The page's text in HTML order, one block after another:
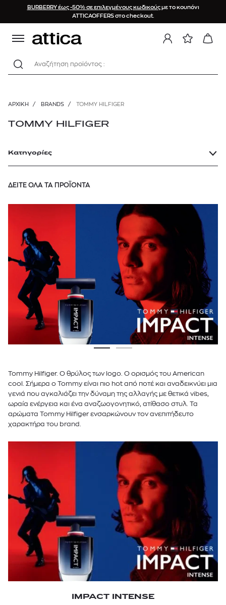
BURBERRY έως -50% σε επιλεγμένους κωδικούςμε το κουπόνι
ATTICAOFFERS στο checkout.
Αναζήτηση προϊόντος :
ΑΡΧΙΚΉ / BRANDS / TOMMY HILFIGER
TOMMY HILFIGER
Κατηγορίες
ΔΕΙΤΕ ΟΛΑ ΤΑ ΠΡΟΪΟΝΤΑ
Tommy Hilfiger. Ο θρύλος των logo. Ο ορισμός του American
cool. Σήμερα ο Tommy είναι πιο hot από ποτέ και αναδεικνύει μια
γενιά που αγκαλιάζει την δύναμη της αλλαγής με θετικά vibes,
ωραία ενέργεια και ένα αναζωογονητικό, ατίθασο στυλ. Τα
αρώματα Tommy Hilfiger ενσαρκώνουν τον ανεπιτήδευτο
χαρακτήρα του brand.
IMPACT INTENSE